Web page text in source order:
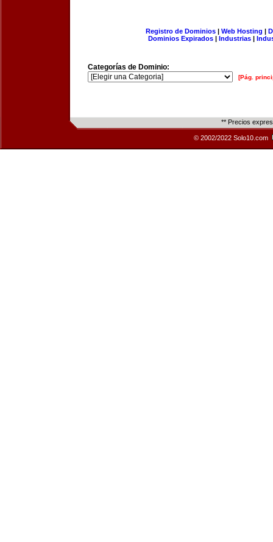
Registro de Dominios| Web Hosting |
Dominios Expirados | Industrias |
Categorías de Dominio:
[Pág.
** Precios
© 2002/2022 Solo10.com